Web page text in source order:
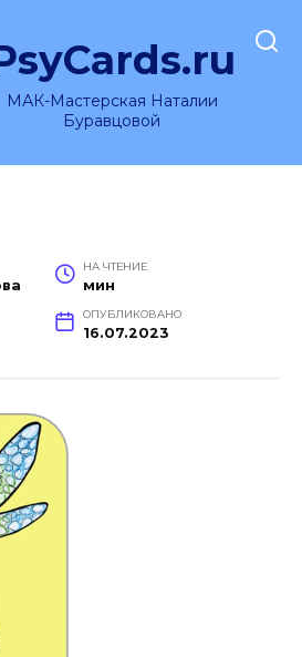
МАК-Мастерская Наталии
Буравцовой
НА ЧТЕНИЕ
мин
ОПУБЛИКОВАНО
16.07.2023